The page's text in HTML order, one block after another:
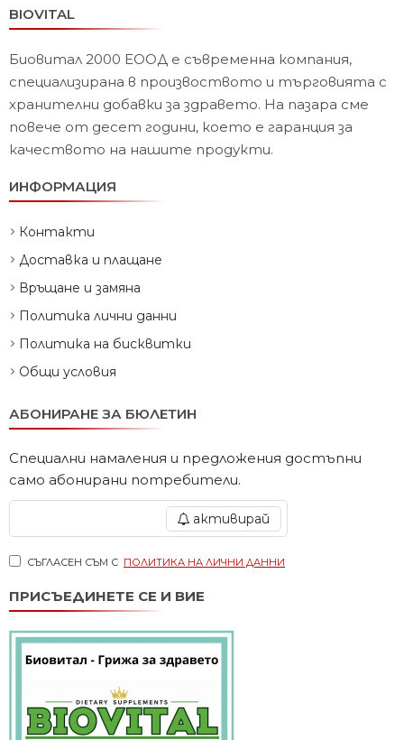
BIOVITAL
Биовитал 2000 ЕООД е съвременна компания,
специализирана в произвоството и търговията с
хранителни добавки за здравето. На пазара сме
повече от десет години, което е гаранция за
качеството на нашите продукти.
ИНФОРМАЦИЯ
Контакти
Доставка и плащане
Връщане и замяна
Политика лични данни
Политика на бисквитки
Общи условия
АБОНИРАНЕ ЗА БЮЛЕТИН
Специални намаления и предложения достъпни
само абонирани потребители.
активирай
СЪГЛАСЕН СЪМ С ПОЛИТИКА НА ЛИЧНИ ДАННИ
ПРИСЪЕДИНЕТЕ СЕ И ВИЕ